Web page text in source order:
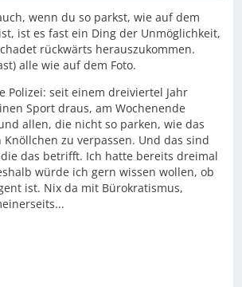
wenn du so parkst, wie auf dem
ist es fast ein Ding der Unmöglichkeit,
rückwärts herauszukommen.
alle wie auf dem Foto.
Polizei: seit einem dreiviertel Jahr
Sport draus, am Wochenende
allen, die nicht so parken, wie das
Knöllchen zu verpassen. Und das sind
das betrifft. Ich hatte bereits dreimal
würde ich gern wissen wollen, ob
ist. Nix da mit Bürokratismus,